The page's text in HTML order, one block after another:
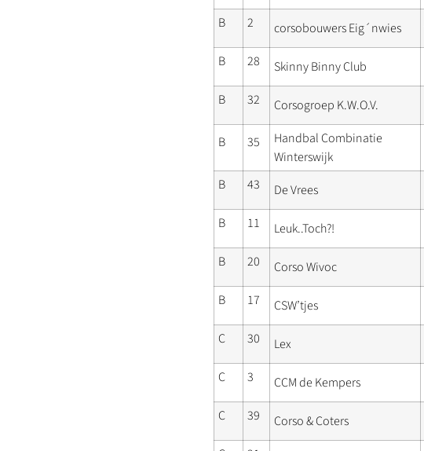
B
2 corsobouwers Eig´nwies
B 28 Skinny Binny Club
B 32 Corsogroep K.W.O.V.
B 35
Handbal Combinatie
Winterswijk
B 43 De Vrees
B 11 Leuk..Toch?!
B 20 Corso Wivoc
B 17 CSW’tjes
C 30 Lex
C 3 CCM de Kempers
C 39 Corso & Coters